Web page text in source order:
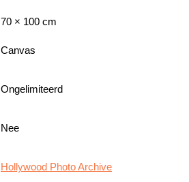
70 × 100 cm
Canvas
Ongelimiteerd
Nee
Hollywood Photo Archive